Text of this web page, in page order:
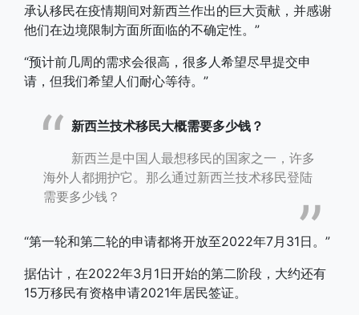
承认移民在疫情期间对新西兰作出的巨大贡献，并感谢
他们在边境限制方面所面临的不确定性。”
“预计前几周的需求会很高，很多人希望尽早提交申
请，但我们希望人们耐心等待。”
新西兰技术移民大概需要多少钱？
新西兰是中国人最想移民的国家之一，许多
海外人都拥护它。那么通过新西兰技术移民登陆
需要多少钱？
“第一轮和第二轮的申请都将开放至2022年7月31日。”
据估计，在2022年3月1日开始的第二阶段，大约还有
15万移民有资格申请2021年居民签证。